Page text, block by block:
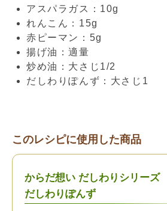
アスパラガス：10g
れんこん：15g
赤ピーマン：5g
揚げ油：適量
炒め油：大さじ1/2
だしわりぽんず：大さじ1
このレシピに使用した商品
からだ想い だしわりシリーズ
だしわりぽんず